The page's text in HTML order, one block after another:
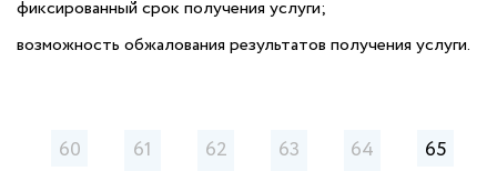
фиксированный срок получения услуги;
возможность обжалования результатов получения услуги.
60 61 62 63 64
65